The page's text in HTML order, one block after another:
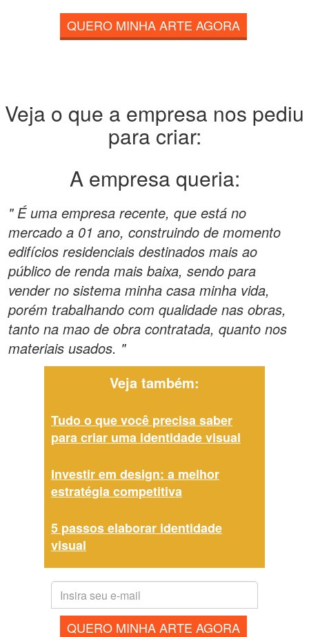
QUERO MINHA ARTE AGORA
Veja o que a empresa nos pediu
para criar:
A empresa queria:
" É uma empresa recente, que está no
mercado a 01 ano, construindo de momento
edifícios residenciais destinados mais ao
público de renda mais baixa, sendo para
vender no sistema minha casa minha vida,
porém trabalhando com qualidade nas obras,
tanto na mao de obra contratada, quanto nos
materiais usados. "
Veja também:
Tudo o que você precisa saber
para criar uma identidade visual
Investir em design: a melhor
estratégia competitiva
5 passos elaborar identidade
visual
QUERO MINHA ARTE AGORA